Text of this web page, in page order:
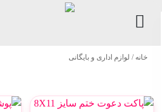
خانه / لوازم اداری و بایگانی
لوازم